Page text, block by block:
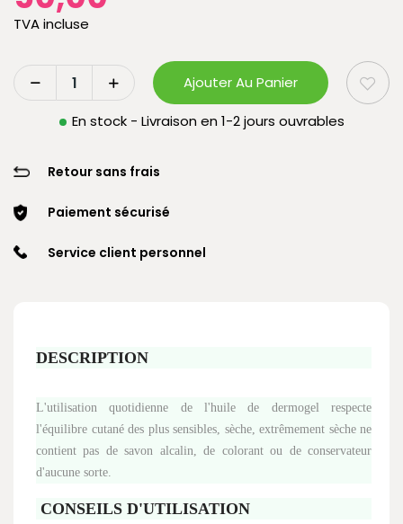
TVA incluse
Ajouter Au Panier
En stock - Livraison en 1-2 jours ouvrables
Retour sans frais
Paiement sécurisé
Service client personnel
DESCRIPTION
L'utilisation quotidienne de l'huile de dermogel respecte
l'équilibre cutané des plus sensibles, sèche, extrêmement sèche ne
contient pas de savon alcalin, de colorant ou de conservateur
d'aucune sorte.
CONSEILS D'UTILISATION